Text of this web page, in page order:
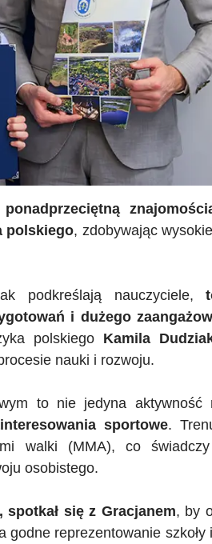
polskiego, zdobywając
podkreślają nauczyciele,
i dużego
polskiego Kamila
nauki i rozwoju.
to nie jedyna aktywność
sportowe.
walki (MMA), co
osobistego.
, spotkał się z Gracjanem, by
reprezentowanie szkoły